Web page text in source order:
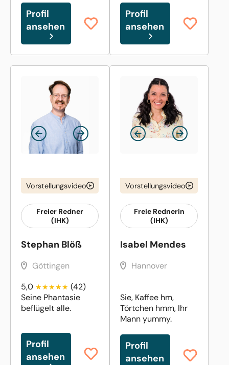
Profil
ansehen
Profil
ansehen
Vorstellungsvideo
Freier Redner
(IHK)
Stephan Blöß
Göttingen
5,0
(42)
Seine Phantasie
beflügelt alle.
Profil
ansehen
Vorstellungsvideo
Freie Rednerin
(IHK)
Isabel Mendes
Hannover
Sie, Kaffee hm,
Törtchen hmm, Ihr
Mann yummy.
Profil
ansehen